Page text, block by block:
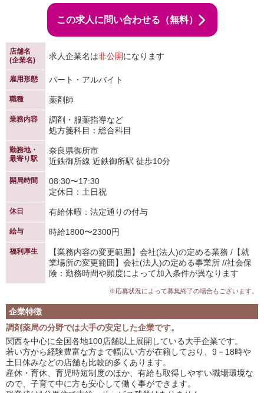
この求人に問い合わせる（無料）
店舗名
(企業名)
求人企業名は非公開になります
雇用形態 パート・アルバイト
職種 薬剤師
業務内容
調剤・服薬指導など
処方箋科目：総合科目
勤務地・
最寄り駅
奈良県御所市
近鉄御所線 近鉄御所駅 徒歩10分
開局時間
08:30〜17:30
定休日：土日祝
休日 有給休暇：法定通りの付与
給与 時給1800〜2300円
福利厚生
【業務内容の変更範囲】会社(法人)の定める業務 /【就
業場所の変更範囲】会社(法人)の定める事業所 //社会保
険：勤務時間や頻度によって加入条件が異なります
※応募状況によって募集終了の場合もございます。
企業特徴
調剤薬局の分野では大手の安定した企業です。
関西を中心に全国各地100店舗以上展開している大手企業です。
若い方から経験豊富な方まで幅広い方が在籍しており、9－18時や
土日休みなどの店舗も比較的多くあります。
産休・育休、育児時短制度のほか、有給も取得しやすい職場環境な
ので、子育て中に方も安心して働く事ができます。